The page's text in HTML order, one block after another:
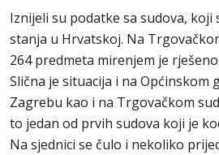
Iznijeli su podatke sa sudova,
stanja u Hrvatskoj. Na
264 predmeta mirenjem je
Slična je situacija i na Općinskom
Zagrebu kao i na Trgovačkom
to jedan od prvih sudova koji je
Na sjednici se čulo i nekoliko